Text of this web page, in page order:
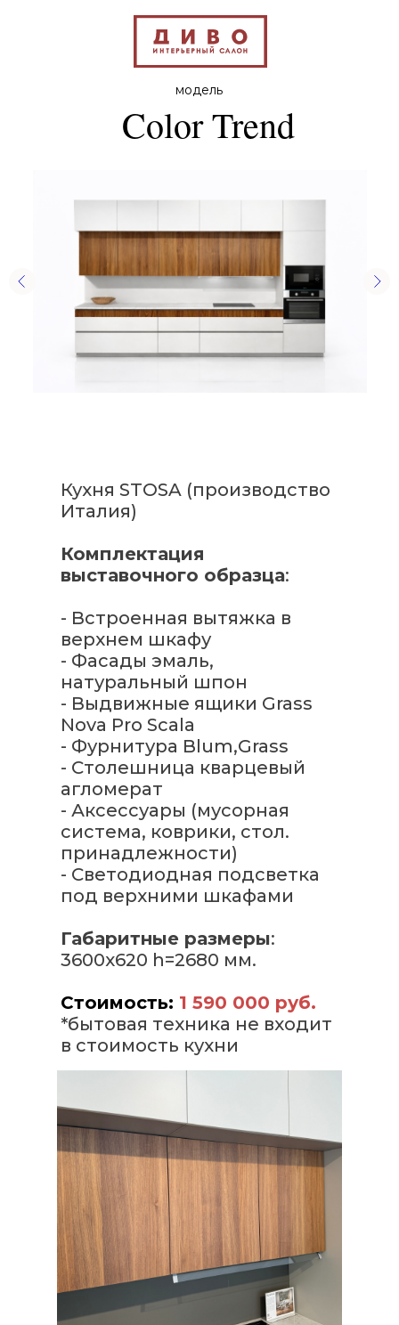
+7 (351) 701-16-66
г. Челябинск, пр. Ленина, 66
Кухни на заказ, с доставкой по всей
модель
Color Trend
Кухня Color Trend
-
Все модели
Кухня STOSA (производство
Италия)
Комплектация
выставочного образца:
- Встроенная вытяжка в
верхнем шкафу
- Фасады эмаль,
натуральный шпон
- Выдвижные ящики Grass
Nova Pro Scala
- Фурнитура Blum,Grass
- Столешница кварцевый
агломерат
- Аксессуары (мусорная
система, коврики, стол.
принадлежности)
- Светодиодная подсветка
под верхними шкафами
Габаритные размеры:
3600х620 h=2680 мм.
Стоимость: 1 590 000 руб.
*бытовая техника не входит
в стоимость кухни